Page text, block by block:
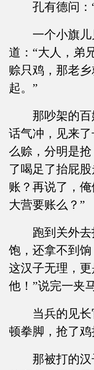
孔有德问：“
一个小旗儿
道：“大人，弟
赊只鸡，那老
起。”
那吵架的百
话气冲，见来
么赊，分明是
了喝足了抬屁
账？再说了，
大营要账么？”
跑到关外去
饱，还拿不到
这汉子无理，
他！”说完一夹
当兵的见长
顿拳脚，抢了鸡
那被打的汉